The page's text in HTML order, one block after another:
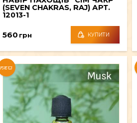
(SEVEN CHAKRAS, RAJ) АРТ.
12013-1
560 грн КУПИТИ
NEW